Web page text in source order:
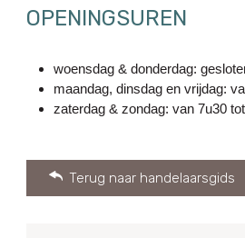
OPENINGSUREN
woensdag & donderdag:
maandag, dinsdag en vrijdag:
zaterdag & zondag: van 7u30
Terug naar handelaarsgids